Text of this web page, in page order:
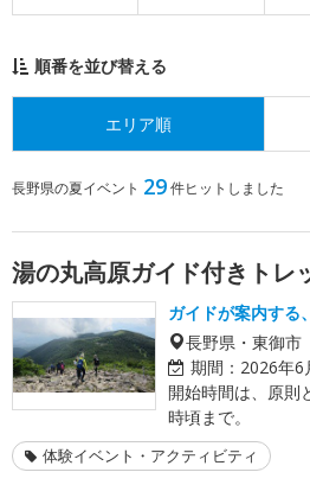
順番を並び替える
エリア順
長野県の夏イベント 29件ヒットしました
湯の丸高原ガイド付きトレ
ガイドが案内する
長野県・東御市
期間： 2026年
開始時間は、原則
時頃まで。
体験イベント・アクティビティ